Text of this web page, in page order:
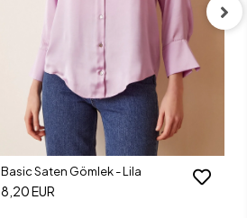
Basic Saten Gömlek - Lila
8,20 EUR